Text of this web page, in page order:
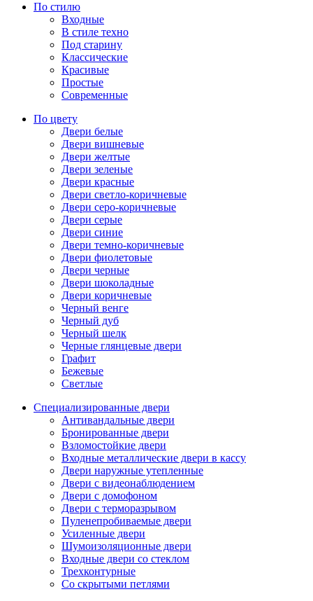
По стилю
Входные
В стиле техно
Под старину
Классические
Красивые
Простые
Современные
По цвету
Двери белые
Двери вишневые
Двери желтые
Двери зеленые
Двери красные
Двери светло-коричневые
Двери серо-коричневые
Двери серые
Двери синие
Двери темно-коричневые
Двери фиолетовые
Двери черные
Двери шоколадные
Двери коричневые
Черный венге
Черный дуб
Черный шелк
Черные глянцевые двери
Графит
Бежевые
Светлые
Специализированные двери
Антивандальные двери
Бронированные двери
Взломостойкие двери
Входные металлические двери в кассу
Двери наружные утепленные
Двери с видеонаблюдением
Двери с домофоном
Двери с терморазрывом
Пуленепробиваемые двери
Усиленные двери
Шумоизоляционные двери
Входные двери со стеклом
Трехконтурные
Со скрытыми петлями